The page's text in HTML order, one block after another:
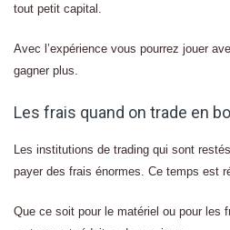
tout petit capital.
Avec l’expérience vous pourrez jouer
gagner plus.
Les frais quand on trade en
Les institutions de trading qui sont
payer des frais énormes. Ce temps est
Que ce soit pour le matériel ou pour les